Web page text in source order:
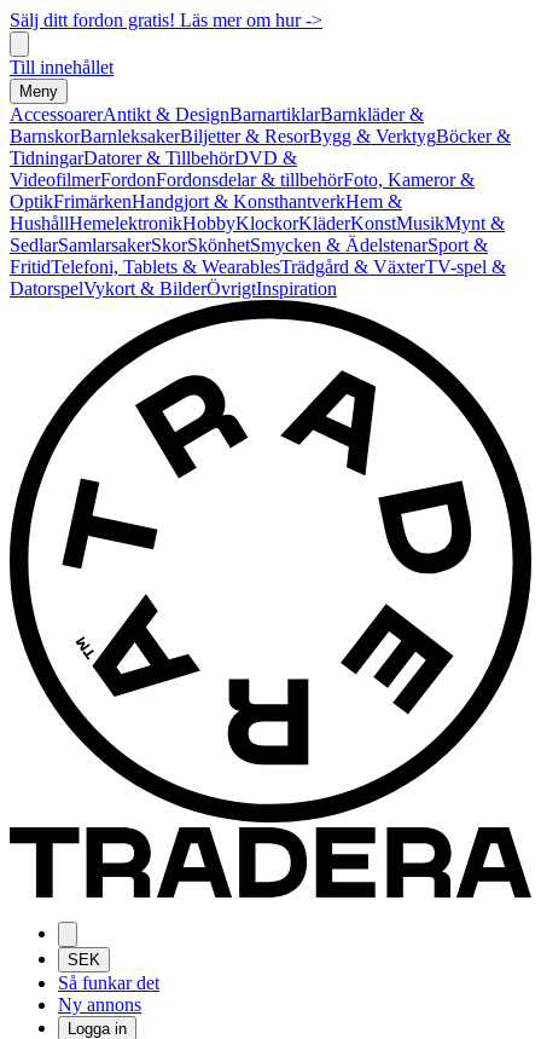
Sälj ditt fordon gratis! Läs mer om hur ->
Till innehållet
Meny
AccessoarerAntikt & DesignBarnartiklarBarnkläder &
BarnskorBarnleksakerBiljetter & ResorBygg & VerktygBöcker &
TidningarDatorer & TillbehörDVD &
VideofilmerFordonFordonsdelar & tillbehörFoto, Kameror &
OptikFrimärkenHandgjort & KonsthantverkHem &
HushållHemelektronikHobbyKlockorKläderKonstMusikMynt &
SedlarSamlarsakerSkorSkönhetSmycken & ÄdelstenarSport &
FritidTelefoni, Tablets & WearablesTrädgård & VäxterTV-spel &
DatorspelVykort & BilderÖvrigtInspiration
SEK
Så funkar det
Ny annons
Logga in